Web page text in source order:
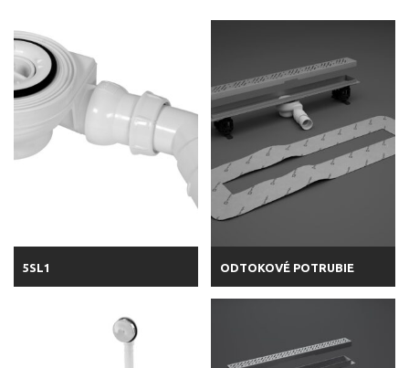
5SL1 ODTOKOVÉ POTRUBIE